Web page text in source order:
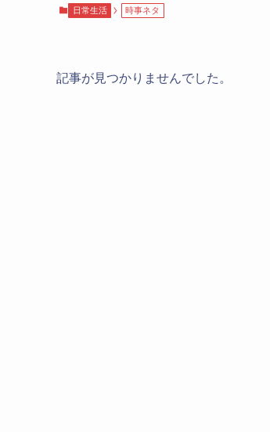
日常生活 時事ネタ
記事が見つかりませんでした。